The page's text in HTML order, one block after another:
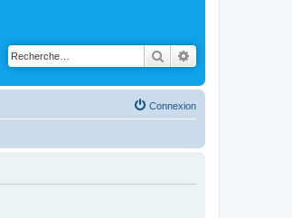
Rechercher
Connexion